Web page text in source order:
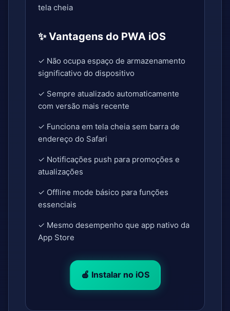
tela cheia
✨ Vantagens do PWA iOS
✓ Não ocupa espaço de armazenamento
significativo do dispositivo
✓ Sempre atualizado automaticamente
com versão mais recente
✓ Funciona em tela cheia sem barra de
endereço do Safari
✓ Notificações push para promoções e
atualizações
✓ Offline mode básico para funções
essenciais
✓ Mesmo desempenho que app nativo da
App Store
🍎 Instalar no iOS